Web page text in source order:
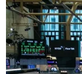
Theo chuyên
những "lò bánh
và tỏa
Theo phóng